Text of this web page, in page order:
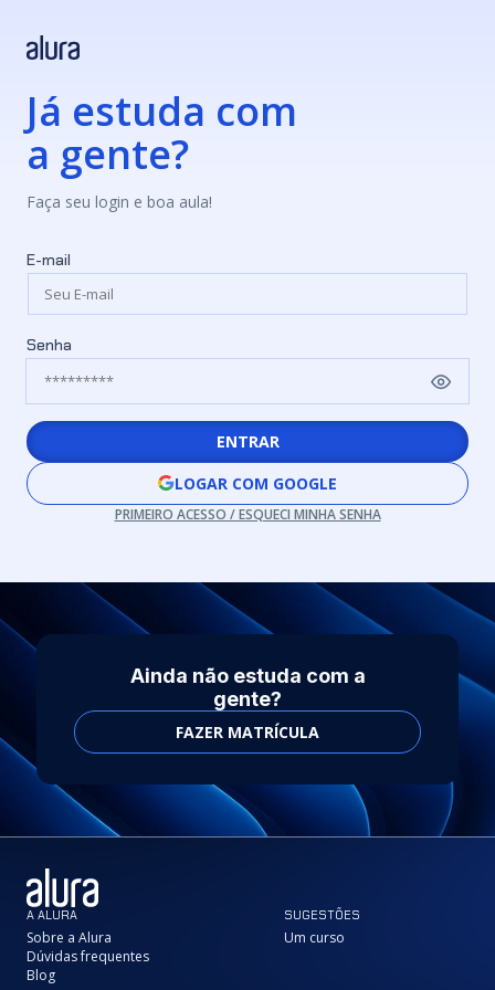
Já estuda com
a gente?
Faça seu login e boa aula!
E-mail
Senha
ENTRAR
LOGAR COM GOOGLE
PRIMEIRO ACESSO / ESQUECI MINHA SENHA
Ainda não estuda com a
gente?
FAZER MATRÍCULA
A ALURA
Sobre a Alura
Dúvidas frequentes
Blog
SUGESTÕES
Um curso